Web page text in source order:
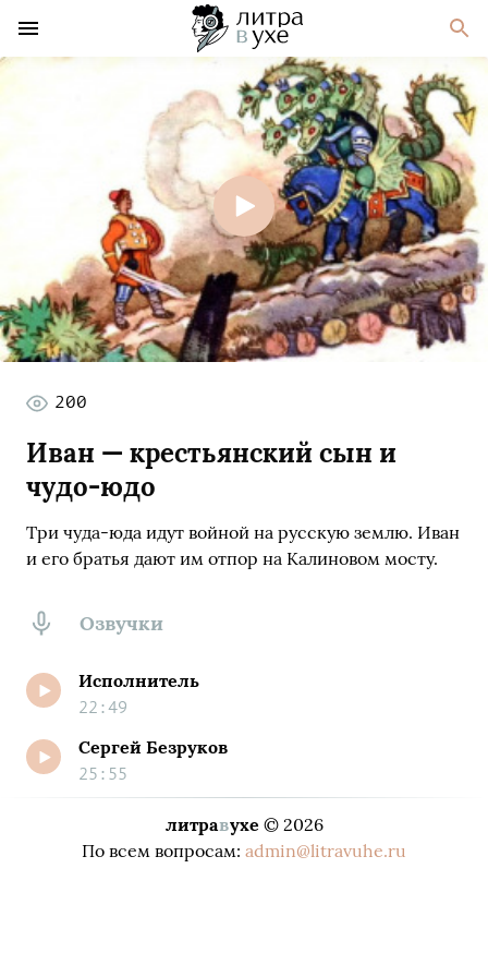
200
Иван — крестьянский сын и
чудо-юдо
Три чуда-юда идут войной на русскую землю. Иван
и его братья дают им отпор на Калиновом мосту.
Озвучки
Исполнитель
22:49
Сергей Безруков
25:55
литравухе © 2026
По всем вопросам: admin@litravuhe.ru